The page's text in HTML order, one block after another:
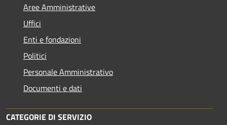
Aree Amministrative
Uffici
Enti e fondazioni
Politici
Personale Amministrativo
Documenti e dati
CATEGORIE DI SERVIZIO